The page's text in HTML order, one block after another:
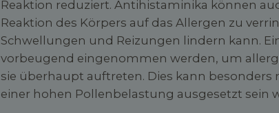
Reaktion reduziert. Antihistaminika können
Reaktion des Körpers auf das Allergen zu
Schwellungen und Reizungen lindern kann.
vorbeugend eingenommen werden, um
sie überhaupt auftreten. Dies kann
einer hohen Pollenbelastung ausgesetzt sein